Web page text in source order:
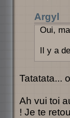
Argyl
Oui,
Il y a
Tatatata...
Ah vui toi
! Je te